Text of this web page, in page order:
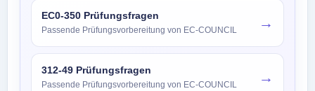
EC0-350 Prüfungsfragen
Passende Prüfungsvorbereitung von EC-COUNCIL →
312-49 Prüfungsfragen
Passende Prüfungsvorbereitung von EC-COUNCIL →